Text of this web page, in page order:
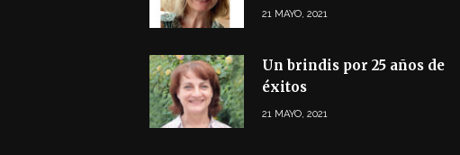
21 MAYO, 2021
Un brindis por 25 años de
éxitos
21 MAYO, 2021